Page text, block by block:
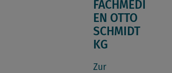
FACHMEDI
EN OTTO
SCHMIDT
KG
Zur